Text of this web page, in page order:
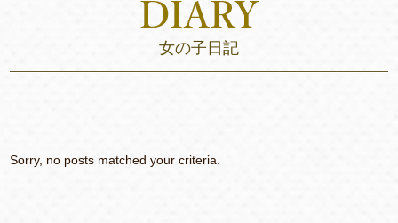
女の子日記
Sorry, no posts matched your criteria.